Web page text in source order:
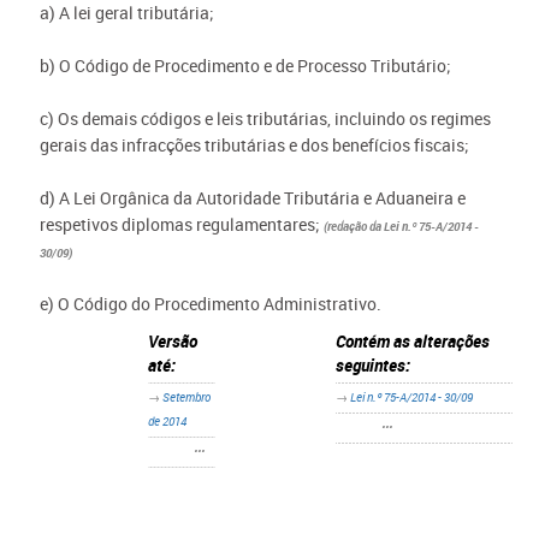
a) A lei geral tributária;
b) O Código de Procedimento e de Processo Tributário;
c) Os demais códigos e leis tributárias, incluindo os regimes
gerais das infracções tributárias e dos benefícios fiscais;
d) A Lei Orgânica da Autoridade Tributária e Aduaneira e
respetivos diplomas regulamentares; (redação da Lei n.º 75-A/2014 -
30/09)
e) O Código do Procedimento Administrativo.
Versão
até:
→ Setembro
de 2014
•••
Contém as alterações
seguintes:
→ Lei n.º 75-A/2014 - 30/09
•••